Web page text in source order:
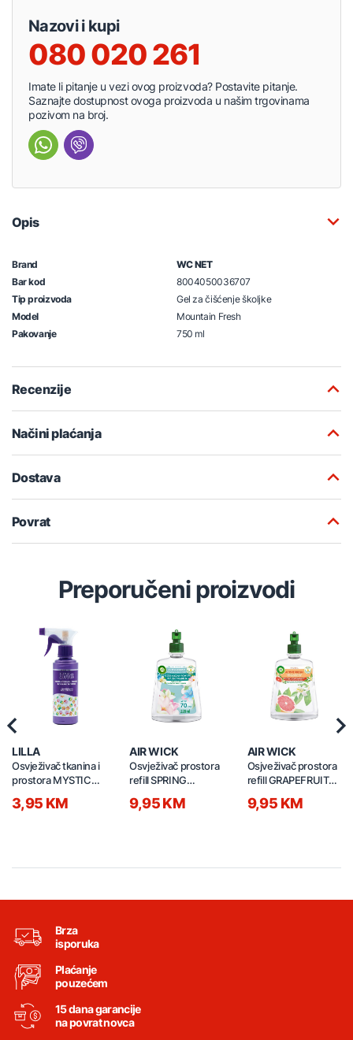
Nazovi i kupi
080 020 261
Imate li pitanje u vezi ovog proizvoda? Postavite pitanje.
Saznajte dostupnost ovoga proizvoda u našim trgovinama
pozivom na broj.
Opis
Brand
WC NET
Bar kod
8004050036707
Tip proizvoda
Gel za čišćenje školjke
Model
Mountain Fresh
Pakovanje
750 ml
Recenzije
Načini plaćanja
Dostava
Povrat
Preporučeni proizvodi
LILLA
Osvježivač tkanina i
prostora MYSTIC
3,95 KM
AIR WICK
Osvježivač prostora
refill SPRING
9,95 KM
AIR WICK
Osjveživač prostora
refill GRAPEFRUIT
9,95 KM
Brza
isporuka
Plaćanje
pouzećem
15 dana garancije
na povrat novca